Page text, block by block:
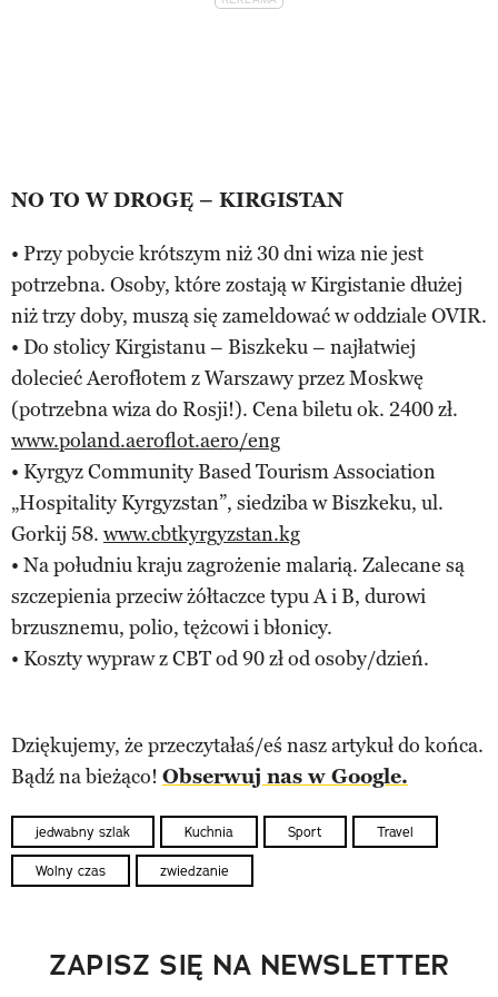
NO TO W DROGĘ – KIRGISTAN
• Przy pobycie krótszym niż 30 dni wiza nie jest
potrzebna. Osoby, które zostają w Kirgistanie dłużej
niż trzy doby, muszą się zameldować w oddziale OVIR.
• Do stolicy Kirgistanu – Biszkeku – najłatwiej
dolecieć Aerofłotem z Warszawy przez Moskwę
(potrzebna wiza do Rosji!). Cena biletu ok. 2400 zł.
www.poland.aeroflot.aero/eng
• Kyrgyz Community Based Tourism Association
„Hospitality Kyrgyzstan”, siedziba w Biszkeku, ul.
Gorkij 58. www.cbtkyrgyzstan.kg
• Na południu kraju zagrożenie malarią. Zalecane są
szczepienia przeciw żółtaczce typu A i B, durowi
brzusznemu, polio, tężcowi i błonicy.
• Koszty wypraw z CBT od 90 zł od osoby/dzień.
Dziękujemy, że przeczytałaś/eś nasz artykuł do końca.
Bądź na bieżąco! Obserwuj nas w Google.
jedwabny szlak Kuchnia Sport Travel
Wolny czas zwiedzanie
ZAPISZ SIĘ NA NEWSLETTER